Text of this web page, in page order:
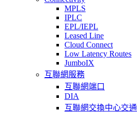
MPLS
IPLC
EPL/IEPL
Leased Line
Cloud Connect
Low Latency Routes
JumboIX
互聯網服務
互聯網端口
DIA
互聯網交換中心交通